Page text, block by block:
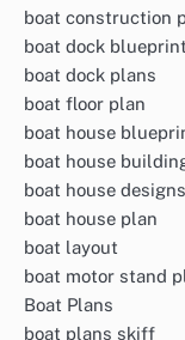
boat construction
boat dock
boat dock plans
boat floor plan
boat house
boat house
boat house
boat house plan
boat layout
boat motor stand
Boat Plans
boat plans skiff